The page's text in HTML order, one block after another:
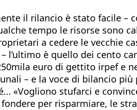
il rilancio è stato facile –
tempo le risorse sono
a cedere le vecchie
è quello dei cento
euro di gettito irpef e
– e la voce di bilancio più
«Vogliono stufarci e
per risparmiare, le